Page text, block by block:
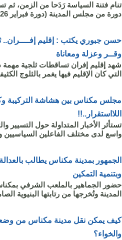
تنام فتنة السياسة رَدَحا من الزمن، ثم
دورة من مجلس المدينة (دورة فبراير 2026). فتنة السياسة تتمثل في...
حسن جبوري يكتب : إقليم إفــــران..
وقــر وعزلة ومعاناة
شهد إقليم إفران تساقطات ثلجية مهمة
التي كان الإقليم فيها يغمر بالثلوج
مجلس مكناس بين هشاشة التركيبة
اللااستقرار..!!
تستأثر الأخبار المتداولة حول التسيير
واسع لدى مختلف الفاعلين السياسيين
الجمهور بمدينة مكناس يطالب
وبتنمية التمكين
حضور الجماهير بالملعب الشرفي
المدينة وتُخرجها من رتابتها البنيوية
كيف يمكن نقل مدينة مكناس من
والخواء؟